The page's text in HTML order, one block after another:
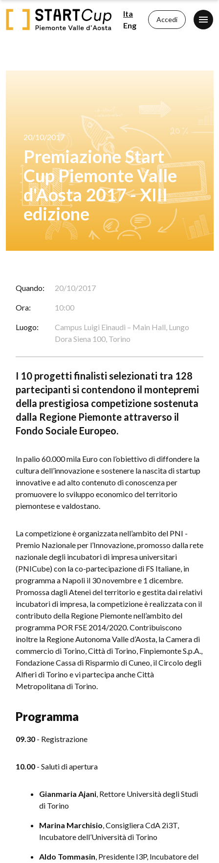
Ita
Eng
Accedi
20/10/2017
Premiazione Start
Cup Piemonte Valle
d'Aosta 2017 - XIII
edizione
Quando: 20/10/2017
Ora: 10:00
Luogo:
Campus Luigi Einaudi – Main Hall, Lungo
Dora Siena 100, Torino
I 10 progetti finalisti selezionati tra 128
partecipanti si contendono il montepremi
della prestigiosa competizione sostenuta
dalla Regione Piemonte attraverso il
Fondo Sociale Europeo.
In palio 60.000 mila Euro con l’obiettivo di diffondere la
cultura dell’innovazione e sostenere la nascita di startup
innovative e ad alto contenuto di conoscenza per
promuovere lo sviluppo economico del territorio
piemontese e valdostano.
La competizione è organizzata nell’ambito del PNI -
Premio Nazionale per l’Innovazione, promosso dalla rete
nazionale degli incubatori di impresa universitari
(PNICube) con la co-partecipazione di FS Italiane, in
programma a Napoli il 30 novembre e 1 dicembre.
Promossa dagli Atenei del territorio e gestita dai relativi
incubatori di impresa, la competizione è realizzata con il
contributo della Regione Piemonte nell’ambito del
programma POR FSE 2014/2020. Contribuiscono
inoltre la Regione Autonoma Valle d’Aosta, la Camera di
commercio di Torino, Città di Torino, Finpiemonte S.p.A.,
Fondazione Cassa di Risparmio di Cuneo, il Circolo degli
Alfieri di Torino e vi partecipa anche Città
Metropolitana di Torino.
Programma
09.30 - Registrazione
10.00 - Saluti di apertura
Gianmaria Ajani, Rettore Università degli Studi
di Torino
Marina Marchisio, Consigliera CdA 2i3T,
Incubatore dell’Università di Torino
Aldo Tommasin, Presidente I3P, Incubatore del